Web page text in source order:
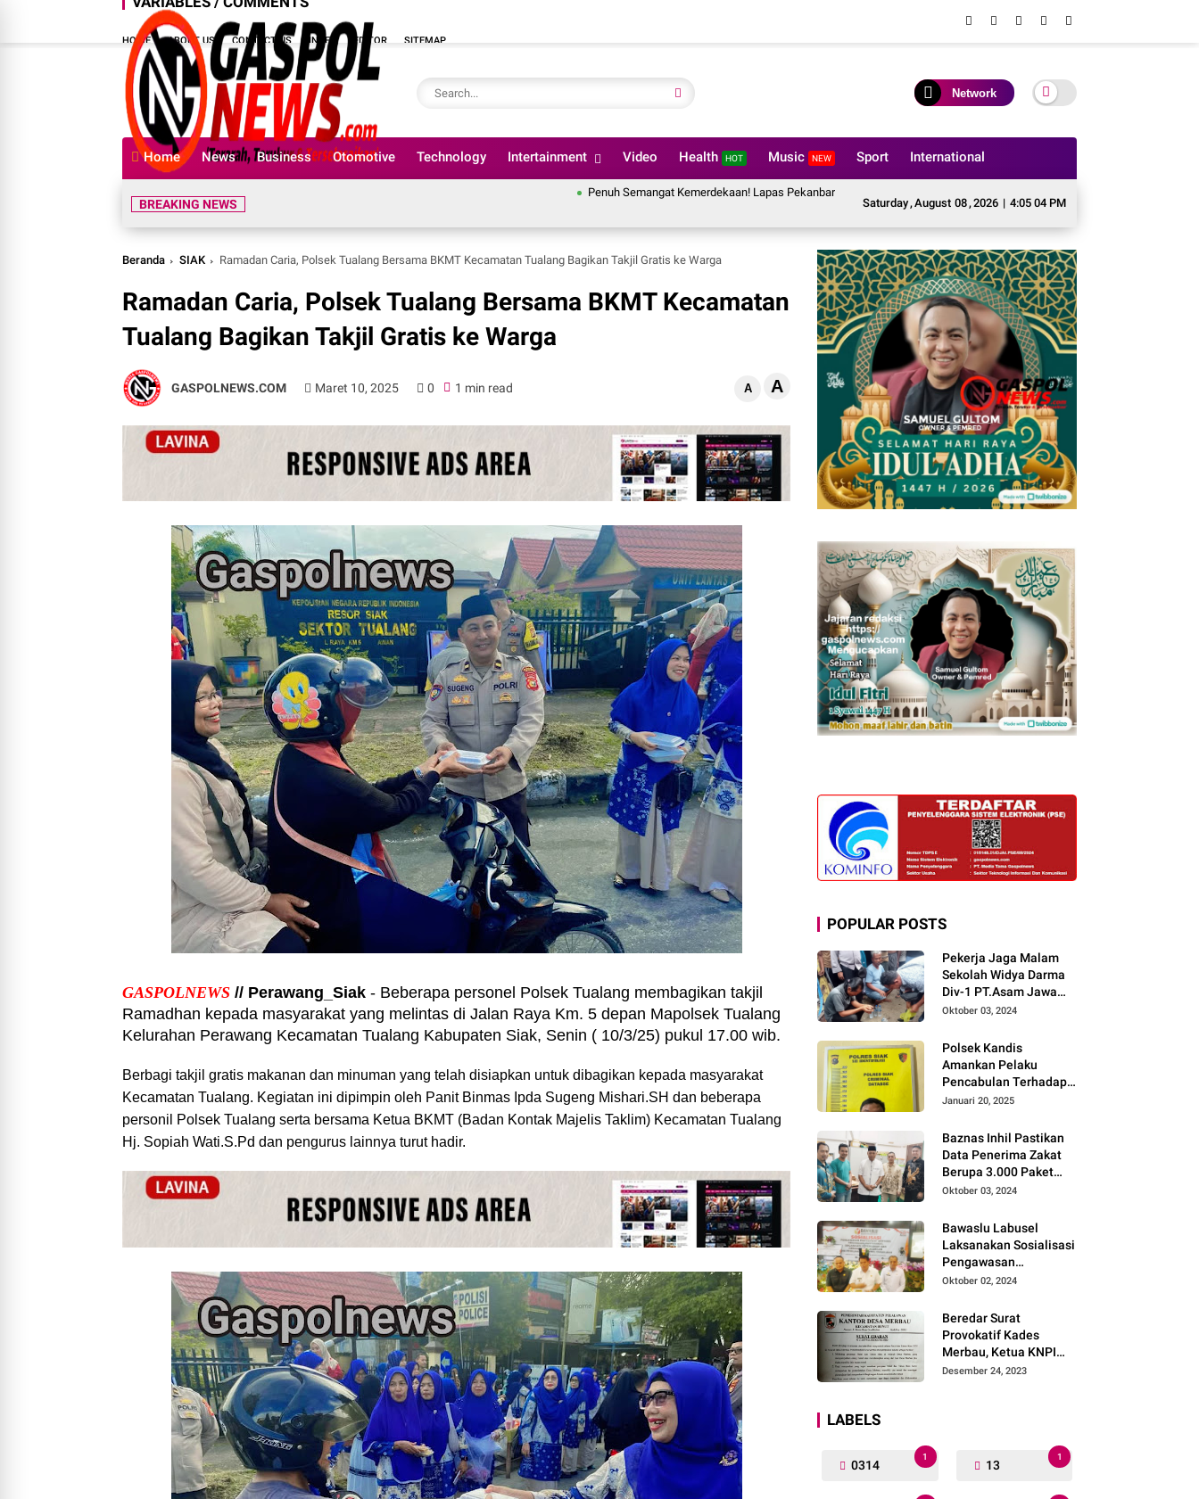
HOME ABOUT US CONTACT US INDEX EDITOR SITEMAP
Network
Home News Business Otomotive Technology Intertainment Video Health HOT Music NEW Sport International
Saturday,August 08,2026 | 4:05 05 PM
BREAKING NEWS
Penuh Semangat Kemerdekaan! Lapas Pekanbaru Ikuti Pembukaan Pekan Olahraga Ditjenpas Riau HUT RI ke-81
Beranda SIAK Ramadan Caria, Polsek Tualang Bersama BKMT Kecamatan Tualang Bagikan Takjil Gratis ke Warga
Ramadan Caria, Polsek Tualang Bersama BKMT Kecamatan
Tualang Bagikan Takjil Gratis ke Warga
GASPOLNEWS.COM Maret 10, 2025 0 1 min read A A
GASPOLNEWS // Perawang_Siak - Beberapa personel Polsek Tualang membagikan takjil
Ramadhan kepada masyarakat yang melintas di Jalan Raya Km. 5 depan Mapolsek Tualang
Kelurahan Perawang Kecamatan Tualang Kabupaten Siak, Senin ( 10/3/25) pukul 17.00 wib.
Berbagi takjil gratis makanan dan minuman yang telah disiapkan untuk dibagikan kepada masyarakat
Kecamatan Tualang. Kegiatan ini dipimpin oleh Panit Binmas Ipda Sugeng Mishari.SH dan beberapa
personil Polsek Tualang serta bersama Ketua BKMT (Badan Kontak Majelis Taklim) Kecamatan Tualang
Hj. Sopiah Wati.S.Pd dan pengurus lainnya turut hadir.
POPULAR POSTS
Pekerja Jaga Malam
Sekolah Widya Darma
Div-1 PT.Asam Jawa
Todongkan Senpi
Sumberjo
Oktober 03, 2024
Polsek Kandis
Amankan Pelaku
Pencabulan Terhadap
Dua Anak Kakak-
Gereja
Januari 20, 2025
Baznas Inhil Pastikan
Data Penerima Zakat
Berupa 3.000 Paket
Premium Boxs Sudah
Oktober 03, 2024
Bawaslu Labusel
Laksanakan Sosialisasi
Pengawasan
Partisipatif kepada
Pemuda Dan Agama
Pada pilkada Serentak
2024
Oktober 02, 2024
Beredar Surat
Provokatif Kades
Merbau, Ketua KNPI
Riau: "Periksa, Tangkap
Desember 24, 2023
LABELS
0314
1
13
1